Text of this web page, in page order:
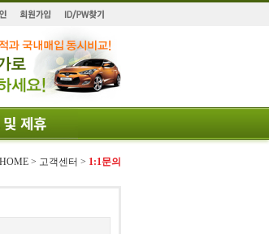
HOME > 고객센터 > 1:1문의